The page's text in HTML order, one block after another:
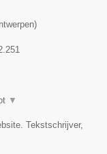
)
▼
Tekstschrijver,